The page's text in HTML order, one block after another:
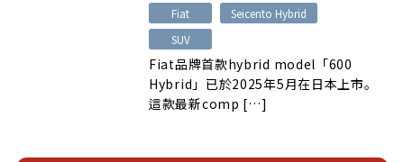
Fiat
Seicento Hybrid
SUV
Fiat品牌首款hybrid model「600
Hybrid」已於2025年5月在日本上市。
這款最新comp […]